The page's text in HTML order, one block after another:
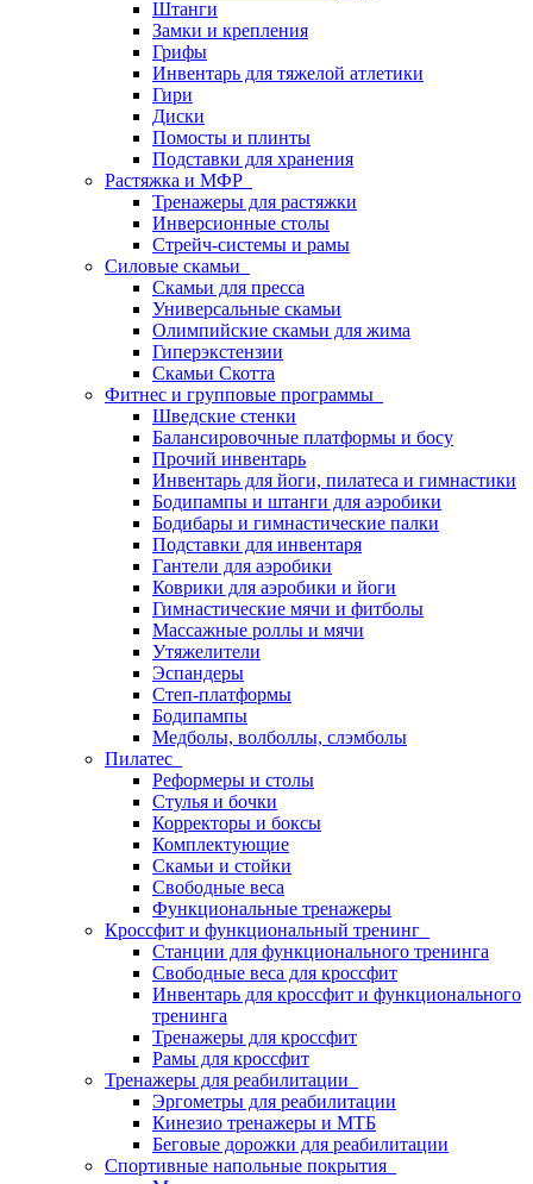
Штанги
Замки и крепления
Грифы
Инвентарь для тяжелой атлетики
Гири
Диски
Помосты и плинты
Подставки для хранения
Растяжка и МФР
Тренажеры для растяжки
Инверсионные столы
Стрейч-системы и рамы
Силовые скамьи
Скамьи для пресса
Универсальные скамьи
Олимпийские скамьи для жима
Гиперэкстензии
Скамьи Скотта
Фитнес и групповые программы
Шведские стенки
Балансировочные платформы и босу
Прочий инвентарь
Инвентарь для йоги, пилатеса и гимнастики
Бодипампы и штанги для аэробики
Бодибары и гимнастические палки
Подставки для инвентаря
Гантели для аэробики
Коврики для аэробики и йоги
Гимнастические мячи и фитболы
Массажные роллы и мячи
Утяжелители
Эспандеры
Степ-платформы
Бодипампы
Медболы, волболлы, слэмболы
Пилатес
Реформеры и столы
Стулья и бочки
Корректоры и боксы
Комплектующие
Скамьи и стойки
Свободные веса
Функциональные тренажеры
Кроссфит и функциональный тренинг
Станции для функционального тренинга
Свободные веса для кроссфит
Инвентарь для кроссфит и функционального
тренинга
Тренажеры для кроссфит
Рамы для кроссфит
Тренажеры для реабилитации
Эргометры для реабилитации
Кинезио тренажеры и МТБ
Беговые дорожки для реабилитации
Спортивные напольные покрытия